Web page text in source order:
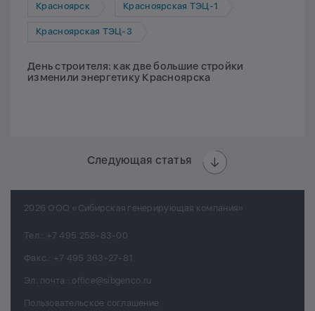
Красноярск Красноярская ТЭЦ-1
Красноярская ТЭЦ-3
День строителя: как две большие стройки
изменили энергетику Красноярска
Следующая статья
2026 ООО «Сибирская генерирующая компания»
Тел.: +7 495 258-83-00
Факс.: +7 495 363-27-81
Эл. почта.: office@sibgenco.ru
Пользовательское соглашение